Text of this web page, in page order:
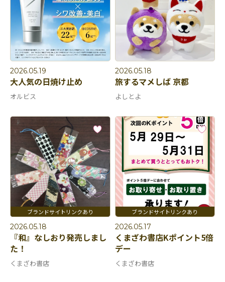
2026.05.19
大人気の日焼け止め
オルビス
2026.05.18
旅するマメしば 京都
よしとよ
2026.05.18
『和』なしおり発売しまし
た！
くまざわ書店
2026.05.17
くまざわ書店Kポイント5倍
デー
くまざわ書店